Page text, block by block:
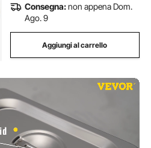
Consegna:non appena Dom.
Ago. 9
Aggiungi al carrello